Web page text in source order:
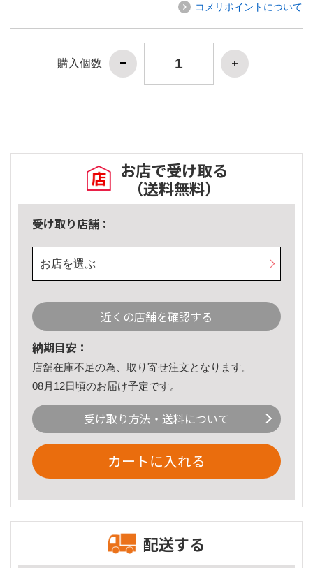
コメリポイントについて
購入個数
お店で受け取る
（送料無料）
受け取り店舗：
お店を選ぶ
近くの店舗を確認する
納期目安：
店舗在庫不足の為、取り寄せ注文となります。
08月12日頃のお届け予定です。
受け取り方法・送料について
カートに入れる
配送する